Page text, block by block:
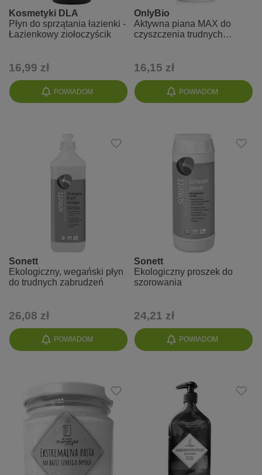
POWIADOM
Kosmetyki DLA
Płyn do sprzątania łazienki -
Łazienkowy ziołoczyścik
16,99 zł
POWIADOM
OnlyBio
Aktywna piana MAX do
czyszczenia trudnych
16,15 zł
POWIADOM
Sonett
Ekologiczny, wegański płyn
do trudnych zabrudzeń
26,08 zł
POWIADOM
Sonett
Ekologiczny proszek do
szorowania
24,21 zł